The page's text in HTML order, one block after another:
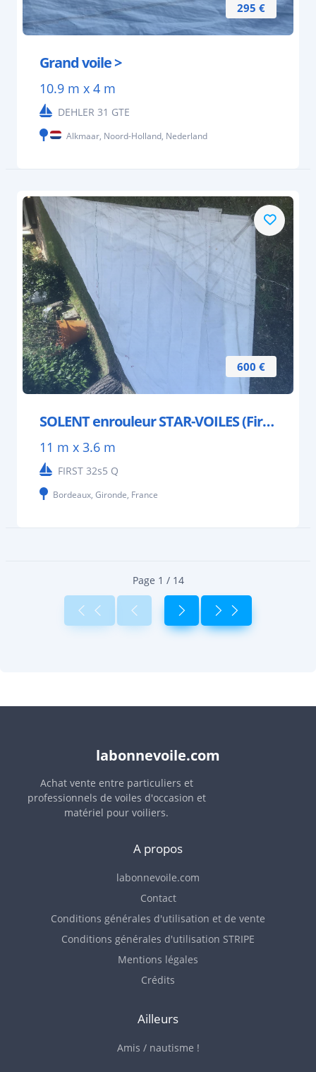
295 €
Grand voile >
10.9 m x 4 m
DEHLER 31 GTE
Alkmaar, Noord-Holland, Nederland
600 €
SOLENT enrouleur STAR-VOILES (First 32s5)
11 m x 3.6 m
FIRST 32s5 Q
Bordeaux, Gironde, France
Page 1 / 14
labonnevoile.com
Achat vente entre particuliers et
professionnels de voiles d'occasion et
matériel pour voiliers.
A propos
labonnevoile.com
Contact
Conditions générales d'utilisation et de vente
Conditions générales d'utilisation STRIPE
Mentions légales
Crédits
Ailleurs
Amis / nautisme !